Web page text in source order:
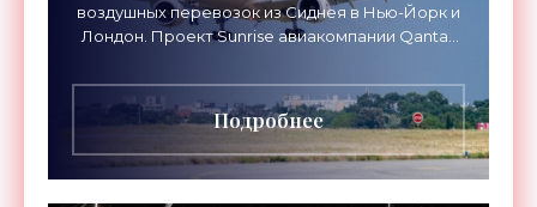
воздушных перевозок из Сиднея в Нью-Йорк и
Лондон. Проект Sunrise авиакомпании Qantas
длительностью до 24
Подробнее